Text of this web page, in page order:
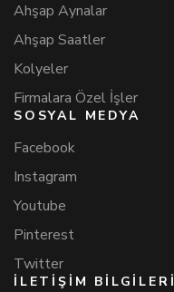
Ahşap Aynalar
Ahşap Saatler
Kolyeler
Firmalara Özel İşler
SOSYAL MEDYA
Facebook
Instagram
Youtube
Pinterest
Twitter
İLETİŞİM BİLGİLERİ